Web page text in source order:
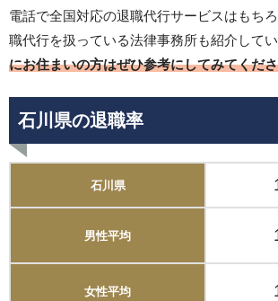
電話で全国対応の退職代行サービスはもち
職代行を扱っている法律事務所も紹介して
にお住まいの方はぜひ参考にしてみてくだ
石川県の退職率
石川県
男性平均
女性平均